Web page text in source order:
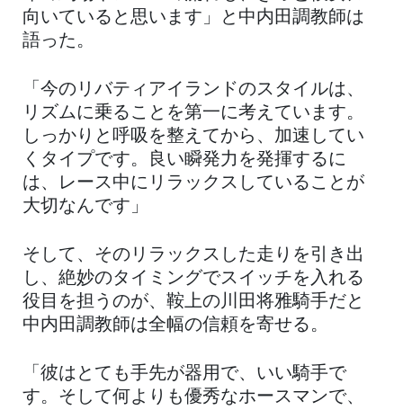
向いていると思います」と中内田調教師は
語った。
「今のリバティアイランドのスタイルは、
リズムに乗ることを第一に考えています。
しっかりと呼吸を整えてから、加速してい
くタイプです。良い瞬発力を発揮するに
は、レース中にリラックスしていることが
大切なんです」
そして、そのリラックスした走りを引き出
し、絶妙のタイミングでスイッチを入れる
役目を担うのが、鞍上の川田将雅騎手だと
中内田調教師は全幅の信頼を寄せる。
「彼はとても手先が器用で、いい騎手で
す。そして何よりも優秀なホースマンで、